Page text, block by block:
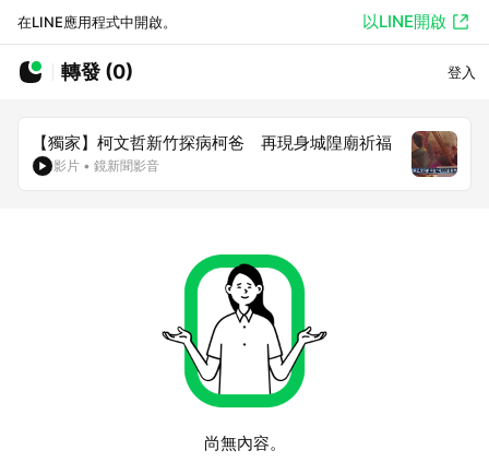
在LINE應用程式中開啟。 以LINE開啟
轉發 (0) 登入
【獨家】柯文哲新竹探病柯爸 再現身城隍廟祈福
影片 • 鏡新聞影音
尚無內容。